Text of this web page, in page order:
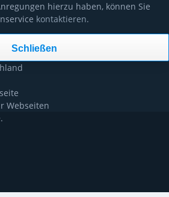
hierzu haben, können Sie
kontaktieren.
Schließen